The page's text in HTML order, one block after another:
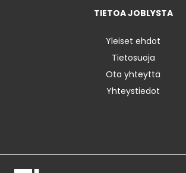
TIETOA JOBLYSTA
Yleiset ehdot
Tietosuoja
Ota yhteyttä
Yhteystiedot